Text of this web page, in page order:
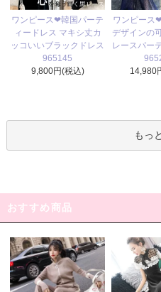
ワンピース❤韓国パーテ
ィードレス マキシ丈カ
ッコいいブラックドレス
965145
9,800円(税込)
ワンピース
デザインの
レースパー
14,980
もっ
おすすめ商品